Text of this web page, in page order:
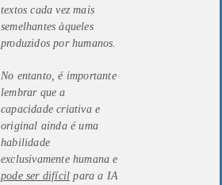
textos cada vez mais
semelhantes àqueles
produzidos por humanos.
No entanto, é importante
lembrar que a
capacidade criativa e
original ainda é uma
habilidade
exclusivamente humana e
pode ser difícil para a IA